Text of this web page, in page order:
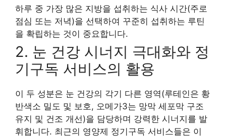
하루 중 가장 많은 지방을 섭취하는 식사 시간(주로
점심 또는 저녁)을 선택하여 꾸준히 섭취하는 루틴
을 확립하는 것이 중요합니다.
2. 눈 건강 시너지 극대화와 정
기구독 서비스의 활용
이 두 성분은 눈 건강의 각기 다른 영역(루테인은 황
반색소 밀도 및 보호, 오메가3는 망막 세포막 구조
유지 및 건조 개선)을 담당하며 강력한 시너지를 발
휘합니다. 최근의 영양제 정기구독 서비스들은 이